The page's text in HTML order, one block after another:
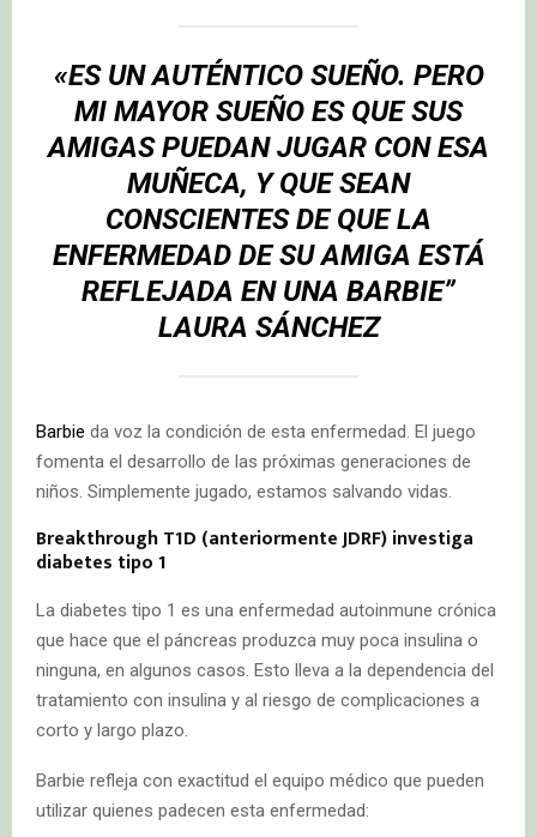
«ES UN AUTÉNTICO SUEÑO. PERO
MI MAYOR SUEÑO ES QUE SUS
AMIGAS PUEDANJUGAR CON ESA
MUÑECA, Y QUE SEAN
CONSCIENTES DE QUE LA
ENFERMEDAD DE SU AMIGA ESTÁ
REFLEJADA EN UNA BARBIE”
LAURA SÁNCHEZ
Barbie da voz la condición de esta enfermedad. El juego
fomenta el desarrollo de las próximas generaciones de
niños. Simplemente jugado, estamos salvando vidas.
Breakthrough T1D (anteriormente JDRF) investiga
diabetes tipo 1
La diabetes tipo 1 es una enfermedad autoinmune crónica
que hace que el páncreas produzca muy poca insulina o
ninguna, en algunos casos. Esto lleva a la dependencia del
tratamiento con insulina y al riesgo de complicaciones a
corto y largo plazo.
Barbie refleja con exactitud el equipo médico que pueden
utilizar quienes padecen esta enfermedad: